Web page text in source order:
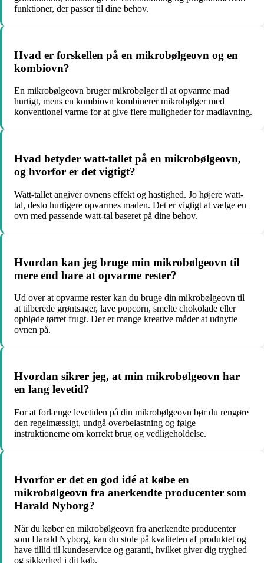
funktioner, der passer til dine behov.
Hvad er forskellen på en mikrobølgeovn og en
kombiovn?
En mikrobølgeovn bruger mikrobølger til at opvarme mad
hurtigt, mens en kombiovn kombinerer mikrobølger med
konventionel varme for at give flere muligheder for madlavning.
Hvad betyder watt-tallet på en mikrobølgeovn,
og hvorfor er det vigtigt?
Watt-tallet angiver ovnens effekt og hastighed. Jo højere watt-
tal, desto hurtigere opvarmes maden. Det er vigtigt at vælge en
ovn med passende watt-tal baseret på dine behov.
Hvordan kan jeg bruge min mikrobølgeovn til
mere end bare at opvarme rester?
Ud over at opvarme rester kan du bruge din mikrobølgeovn til
at tilberede grøntsager, lave popcorn, smelte chokolade eller
opbløde tørret frugt. Der er mange kreative måder at udnytte
ovnen på.
Hvordan sikrer jeg, at min mikrobølgeovn har
en lang levetid?
For at forlænge levetiden på din mikrobølgeovn bør du rengøre
den regelmæssigt, undgå overbelastning og følge
instruktionerne om korrekt brug og vedligeholdelse.
Hvorfor er det en god idé at købe en
mikrobølgeovn fra anerkendte producenter som
Harald Nyborg?
Når du køber en mikrobølgeovn fra anerkendte producenter
som Harald Nyborg, kan du stole på kvaliteten af produktet og
have tillid til kundeservice og garanti, hvilket giver dig tryghed
og sikkerhed i dit køb.